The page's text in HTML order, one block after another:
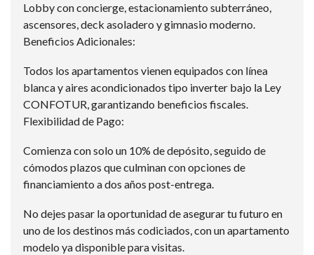
Lobby con concierge, estacionamiento subterráneo,
ascensores, deck asoladero y gimnasio moderno.
Beneficios Adicionales:
Todos los apartamentos vienen equipados con línea
blanca y aires acondicionados tipo inverter bajo la Ley
CONFOTUR, garantizando beneficios fiscales.
Flexibilidad de Pago:
Comienza con solo un 10% de depósito, seguido de
cómodos plazos que culminan con opciones de
financiamiento a dos años post-entrega.
No dejes pasar la oportunidad de asegurar tu futuro en
uno de los destinos más codiciados, con un apartamento
modelo ya disponible para visitas.